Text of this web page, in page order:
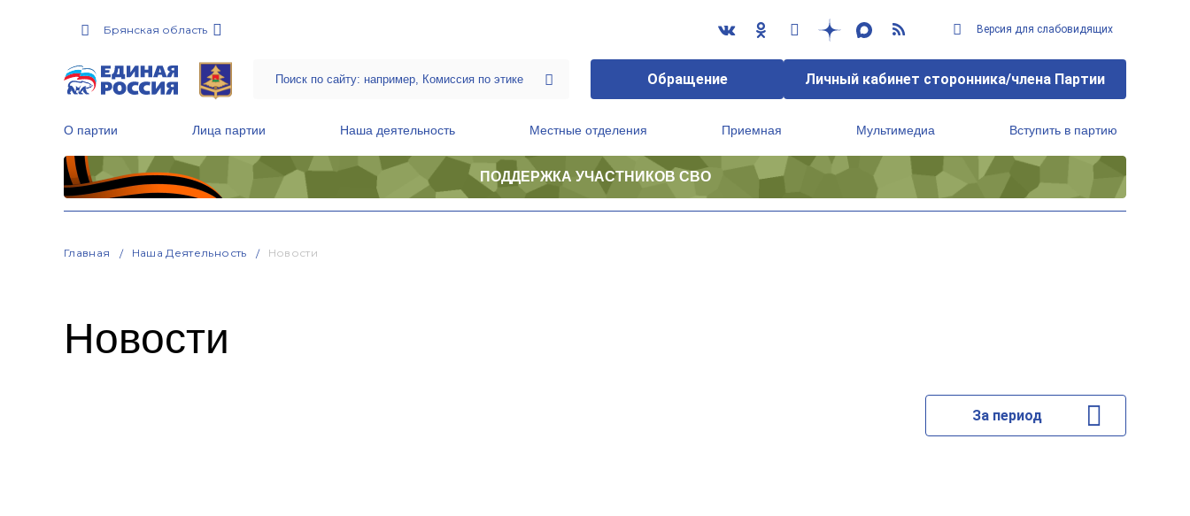
Брянская область Версия для слабовидящих
Обращение Личный кабинет сторонника/члена Партии
О партии Лица партии Наша деятельность Местные отделения Приемная Мультимедиа Вступить в партию
ПОДДЕРЖКА УЧАСТНИКОВ СВО
Главная Наша Деятельность Новости
Новости
За период